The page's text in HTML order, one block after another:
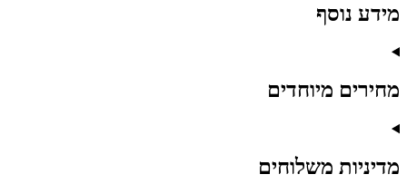
מידע נוסף
מחירים מיוחדים
מדיניות משלוחים